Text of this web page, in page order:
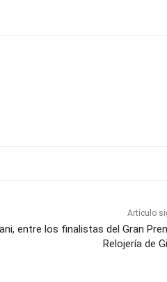
Artículo
entre los finalistas del Gran
Relojería de